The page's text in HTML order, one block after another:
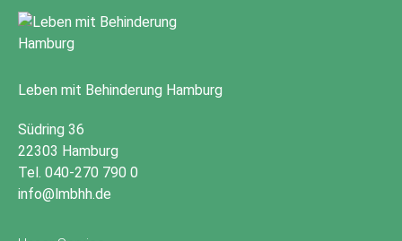
Leben mit Behinderung Hamburg
Südring 36
22303 Hamburg
Tel. 040-270 790 0
info@lmbhh.de